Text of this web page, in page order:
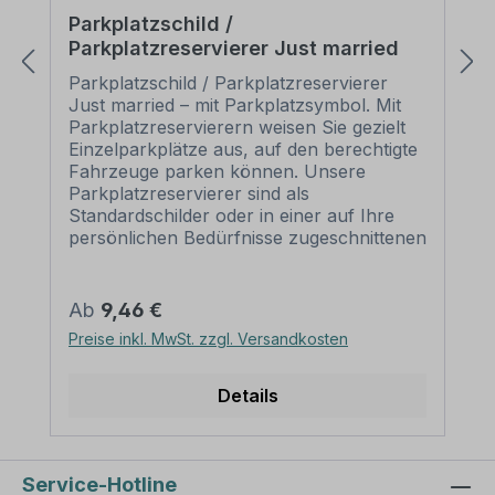
Parkplatzschild /
Parkplatzreservierer Just married
Parkplatzschild / Parkplatzreservierer
Just married – mit Parkplatzsymbol. Mit
Parkplatzreservierern weisen Sie gezielt
Einzelparkplätze aus, auf den berechtigte
Fahrzeuge parken können. Unsere
Parkplatzreservierer sind als
Standardschilder oder in einer auf Ihre
persönlichen Bedürfnisse zugeschnittenen
Parkplatzreservierers Just married – P-
PR-32: Material: Aluminium 2 mm
selbstklebende Folie
Ausführungen sind möglich.
Verarbeitung: rechteckig beschnitten mit
abgerundeten Ecken (nur Schilder). Die
Aufklebervariante wird nur mit spitzen
Regulärer Preis:
Ab 9,46 €
Preise inkl. MwSt. zzgl. Versandkosten
Details
Service-Hotline